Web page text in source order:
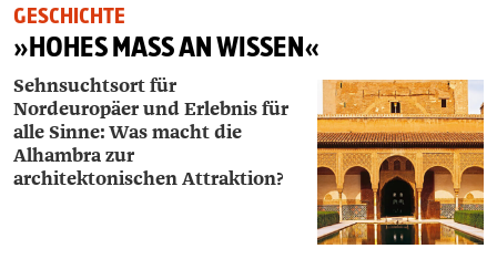
GESCHICHTE
»HOHES MASS AN WISSEN«
Sehnsuchtsort für
Nordeuropäer und Erlebnis für
alle Sinne: Was macht die
Alhambra zur
architektonischen Attraktion?